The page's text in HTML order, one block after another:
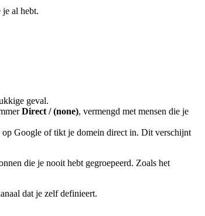
al hebt.
geval.
Direct / (none), vermengd met mensen die je
Google of tikt je domein direct in. Dit verschijnt
die je nooit hebt gegroepeerd. Zoals het
dat je zelf definieert.